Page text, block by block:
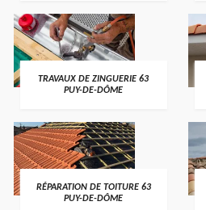
TRAVAUX DE ZINGUERIE 63
PUY-DE-DÔME
RÉPARATION DE TOITURE 63
PUY-DE-DÔME